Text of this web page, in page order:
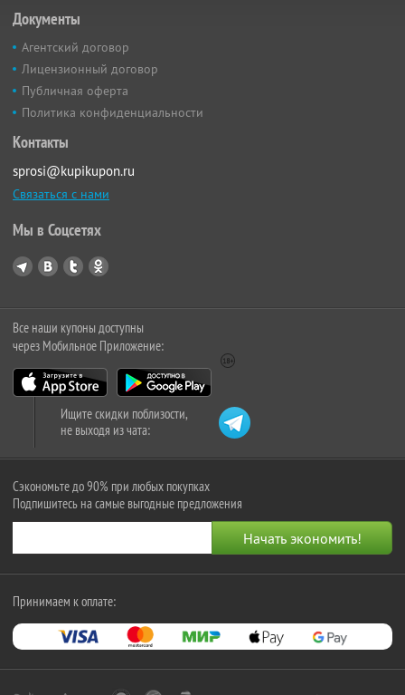
Документы
Агентский договор
Лицензионный договор
Публичная оферта
Политика конфиденциальности
Контакты
sprosi@kupikupon.ru
Связаться с нами
Мы в Соцсетях
Все наши купоны доступны
через Мобильное Приложение:
Ищите скидки поблизости,
не выходя из чата:
Сэкономьте до 90% при любых покупках
Подпишитесь на самые выгодные предложения
Принимаем к оплате: